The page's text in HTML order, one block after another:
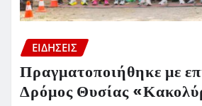
ΕΙΔΗΣΕΙΣ
Πραγματοποιήθηκε με
Δρόμος Θυσίας